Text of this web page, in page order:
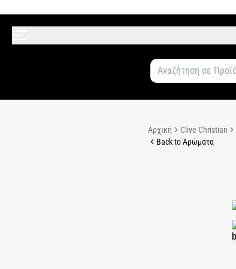
Αρχική Clive Christian
Back to Αρώματα